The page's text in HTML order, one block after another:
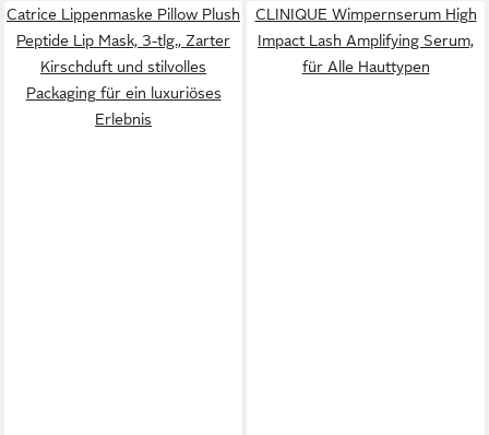
Catrice Lippenmaske Pillow Plush
Peptide Lip Mask, 3-tlg., Zarter
Kirschduft und stilvolles
Packaging für ein luxuriöses
Erlebnis
CLINIQUE Wimpernserum High
Impact Lash Amplifying Serum,
für Alle Hauttypen